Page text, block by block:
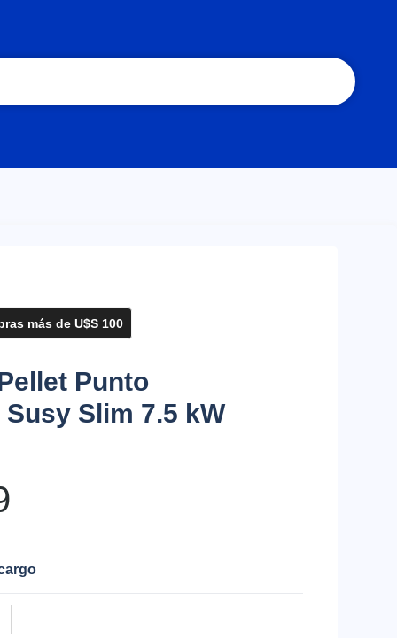
más de U$S 100
Punto
Slim 7.5 kW